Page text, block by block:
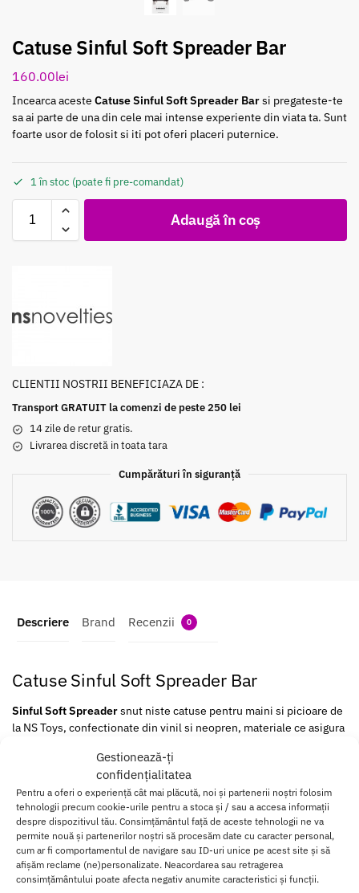
Gestionează-ți
confidențialitatea
Pentru a oferi o experiență cât mai plăcută, noi și partenerii noștri folosim
tehnologii precum cookie-urile pentru a stoca și / sau a accesa informații
despre dispozitivul tău. Consimțământul față de aceste tehnologii ne va
permite nouă și partenerilor noștri să procesăm date cu caracter personal,
cum ar fi comportamentul de navigare sau ID-uri unice pe acest site și să
afișăm reclame (ne)personalizate. Neacordarea sau retragerea
consimțământului poate afecta negativ anumite caracteristici și funcții.
Catuse Sinful Soft Spreader Bar
160.00lei
Incearca aceste Catuse Sinful Soft Spreader Barsi pregateste-te
sa ai parte de una din cele mai intense experiente din viata ta. Sunt
foarte usor de folosit si iti pot oferi placeri puternice.
1 în stoc (poate fi pre-comandat)
Adaugă în coș
CLIENTII NOSTRII BENEFICIAZA DE :
Transport GRATUIT la comenzi de peste 250 lei
14 zile de retur gratis.
Livrarea discretă in toata tara
Cumpărături în siguranță
Descriere Brand Recenzii 0
Catuse Sinful Soft Spreader Bar
Sinful Soft Spreadersnut niste catuse pentru maini si picioare de
la NS Toys, confectionate din vinil si neopren, materiale ce asigura
Sunt sigure, rezistente si usor de folosit, fiind ideale atat pentru
incepatori cat si pentru persoanele experimentate in jocurile
BDSM.
Sunt catusele de care ai nevoie daca vrei sa te bucuri de o noapte
mai romantica si mai intensa impreuna cu persoana iubita.